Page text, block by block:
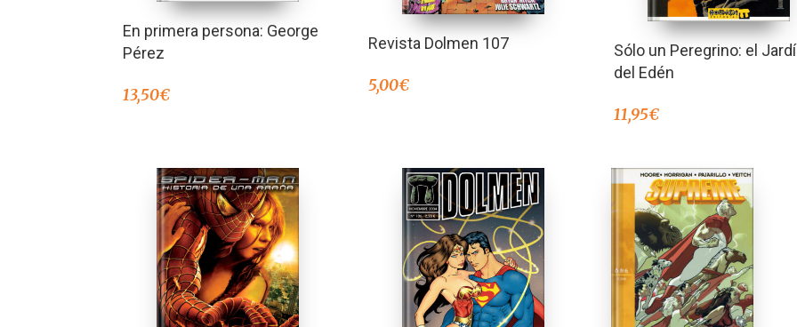
En primera persona: George
Pérez
13,50€
Revista Dolmen 107
5,00€
Sólo un Peregrino: el
del Edén
11,95€